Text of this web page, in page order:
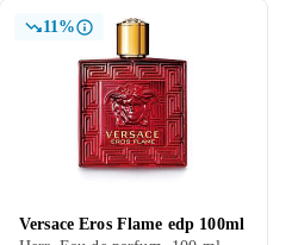
11%
Versace Eros Flame edp 100ml